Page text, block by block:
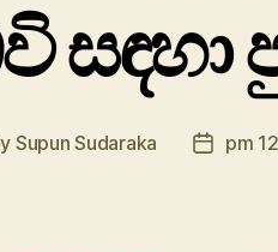
සඳහා
Supun Sudaraka
Postpm